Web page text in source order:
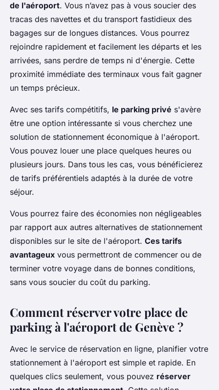
de l'aéroport. Vous n’avez pas à vous soucier des
tracas des navettes et du transport fastidieux des
bagages sur de longues distances. Vous pourrez
rejoindre rapidement et facilement les départs et les
arrivées, sans perdre de temps ni d'énergie. Cette
proximité immédiate des terminaux vous fait gagner
un temps précieux.
Avec ses tarifs compétitifs, le parking privé s'avère
être une option intéressante si vous cherchez une
solution de stationnement économique à l'aéroport.
Vous pouvez louer une place quelques heures ou
plusieurs jours. Dans tous les cas, vous bénéficierez
de tarifs préférentiels adaptés à la durée de votre
séjour.
Vous pourrez faire des économies non négligeables
par rapport aux autres alternatives de stationnement
disponibles sur le site de l'aéroport. Ces tarifs
avantageux vous permettront de commencer ou de
terminer votre voyage dans de bonnes conditions,
sans vous soucier du coût du parking.
Comment réserver votre place de
parking à l'aéroport de Genève ?
Avec le service de réservation en ligne, planifier votre
stationnement à l'aéroport est simple et rapide. En
quelques clics seulement, vous pouvez réserver